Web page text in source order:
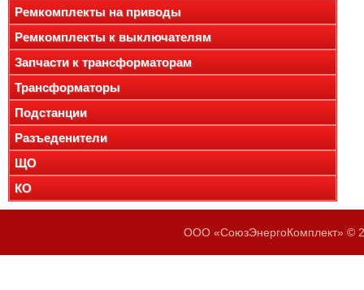
Ремкомплекты на приводы
Ремкомплекты к выключателям
Запчасти к трансформаторам
Трансформаторы
Подстанции
Разъеденители
ЩО
КО
ООО «СоюзЭнергоКомплект» ©